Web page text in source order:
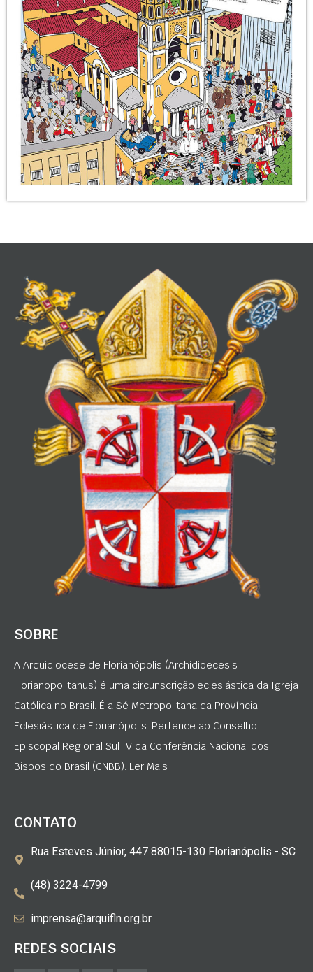
SOBRE
A Arquidiocese de Florianópolis (Archidioecesis
Florianopolitanus) é uma circunscrição eclesiástica da Igreja
Católica no Brasil. É a Sé Metropolitana da Província
Eclesiástica de Florianópolis. Pertence ao Conselho
Episcopal Regional Sul IV da Conferência Nacional dos
Bispos do Brasil (CNBB). Ler Mais
CONTATO
Rua Esteves Júnior, 447 88015-130 Florianópolis - SC
(48) 3224-4799
imprensa@arquifln.org.br
REDES SOCIAIS